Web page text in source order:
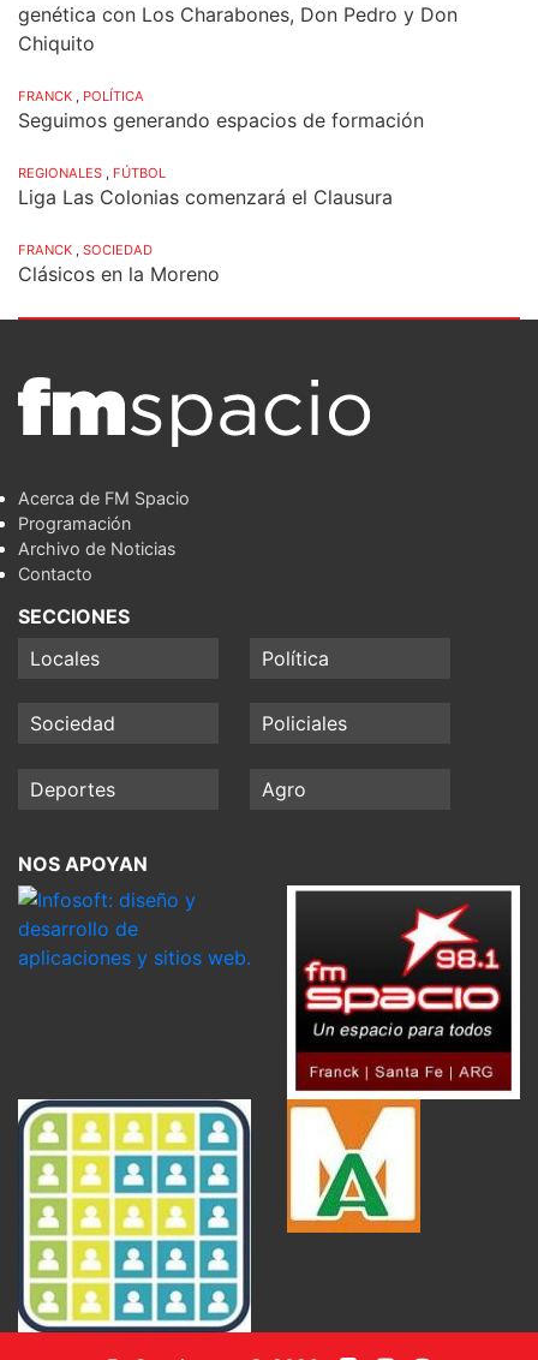
genética con Los Charabones, Don Pedro y Don
Chiquito
FRANCK , POLÍTICA
Seguimos generando espacios de formación
REGIONALES , FÚTBOL
Liga Las Colonias comenzará el Clausura
FRANCK , SOCIEDAD
Clásicos en la Moreno
Acerca de FM Spacio
Programación
Archivo de Noticias
Contacto
SECCIONES
Locales
Política
Sociedad Policiales
Deportes Agro
NOS APOYAN